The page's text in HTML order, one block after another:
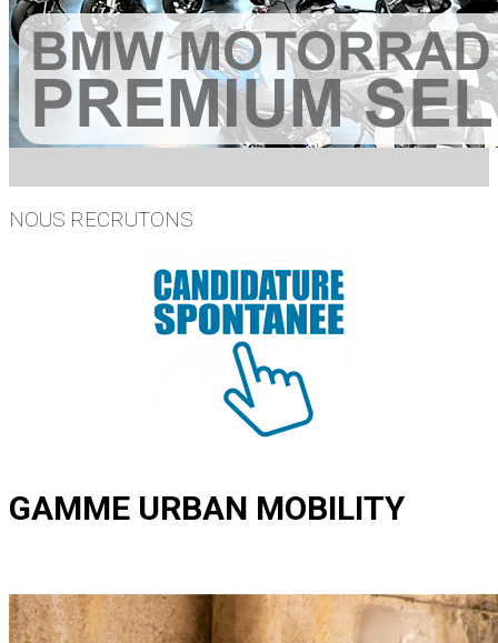
NOUS RECRUTONS
GAMME URBAN MOBILITY